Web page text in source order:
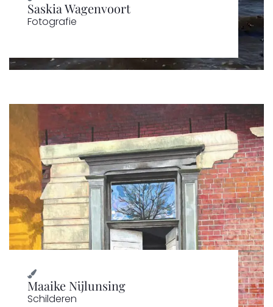
Saskia Wagenvoort
Fotografie
Maaike Nijlunsing
Schilderen